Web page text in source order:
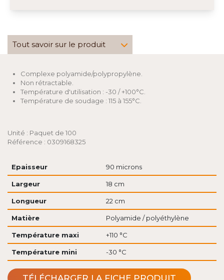
Tout savoir sur le produit
Complexe polyamide/polypropylène.
Non rétractable.
Température d'utilisation : -30 / +100°C.
Température de soudage : 115 à 155°C.
Unité : Paquet de 100
Référence : 0309168325
Epaisseur 90 microns
Largeur 18 cm
Longueur 22 cm
Matière Polyamide / polyéthylène
Température maxi +110 °C
Température mini -30 °C
TÉLÉCHARGER LA FICHE PRODUIT